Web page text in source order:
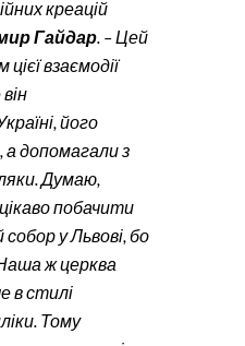
креацій
Гайдар. – Цей
взаємодії
його
а допомагали з
Думаю,
побачити
у Львові, бо
ж церква
в стилі
Тому